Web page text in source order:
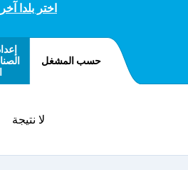
اختر بلدا آخر
حسب المشغل
لا نتيجة